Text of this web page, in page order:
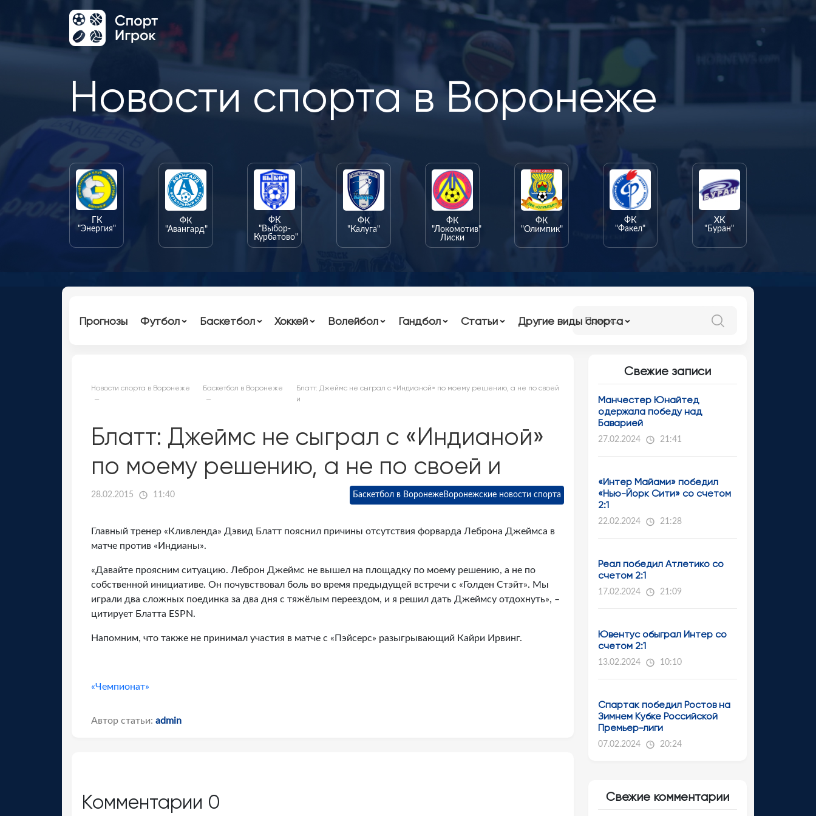
Новости спорта в Воронеже
ГК
"Энергия"
ФК
"Авангард"
ФК
"Выбор-
Курбатово"
ФК
"Калуга"
ФК
"Локомотив"
Лиски
ФК
"Олимпик"
ФК
"Факел"
ХК
"Буран"
Прогнозы Футбол Баскетбол Хоккей Волейбол Гандбол Статьи Другие виды спорта
Новости спорта в Воронеже Баскетбол в Воронеже
Блатт: Джеймс не сыграл с «Индианой» по моему решению, а не по своей
и
Блатт: Джеймс не сыграл с «Индианой»
по моему решению, а не по своей и
28.02.2015 11:40 Баскетбол в ВоронежеВоронежские новости спорта
Главный тренер «Кливленда» Дэвид Блатт пояснил причины отсутствия форварда Леброна Джеймса в
матче против «Индианы».
«Давайте проясним ситуацию. Леброн Джеймс не вышел на площадку по моему решению, а не по
собственной инициативе. Он почувствовал боль во время предыдущей встречи с «Голден Стэйт». Мы
играли два сложных поединка за два дня с тяжёлым переездом, и я решил дать Джеймсу отдохнуть», –
цитирует Блатта ESPN.
Напомним, что также не принимал участия в матче с «Пэйсерс» разыгрывающий Кайри Ирвинг.
«Чемпионат»
Автор статьи: admin
Комментарии 0
Свежие записи
Манчестер Юнайтед
одержала победу над
Баварией
27.02.2024 21:41
«Интер Майами» победил
«Нью-Йорк Сити» со счетом
2:1
22.02.2024 21:28
Реал победил Атлетико со
счетом 2:1
17.02.2024 21:09
Ювентус обыграл Интер со
счетом 2:1
13.02.2024 10:10
Спартак победил Ростов на
Зимнем Кубке Российской
Премьер-лиги
07.02.2024 20:24
Свежие комментарии